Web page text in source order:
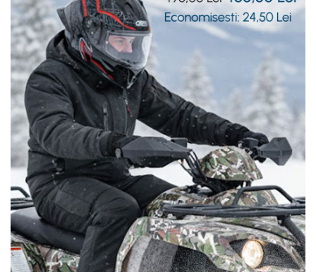
Sistem de Frânare
Discuri
Etriere
Placute
Pompe
Repartitoare
Suspensie & Direcție
Amortizor
Bieleta
Brate
Bucsi
Burduf
Butuci
Cabluri comenzi